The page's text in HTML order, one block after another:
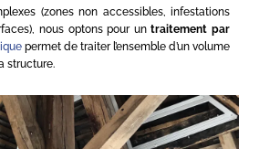
(zones non accessibles, infestations
nous optons pour untraitement par
permet de traiter l’ensemble d’un volume
structure.